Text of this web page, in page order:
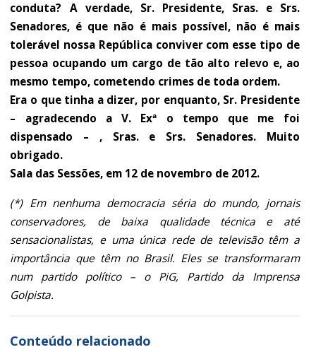
conduta? A verdade, Sr. Presidente, Sras. e Srs.
Senadores, é que não é mais possível, não é mais
tolerável nossa República conviver com esse tipo de
pessoa ocupando um cargo de tão alto relevo e, ao
mesmo tempo, cometendo crimes de toda ordem.
Era o que tinha a dizer, por enquanto, Sr. Presidente
– agradecendo a V. Exª o tempo que me foi
dispensado – , Sras. e Srs. Senadores. Muito
obrigado.
Sala das Sessões, em 12 de novembro de 2012.
(*) Em nenhuma democracia séria do mundo, jornais
conservadores, de baixa qualidade técnica e até
sensacionalistas, e uma única rede de televisão têm a
importância que têm no Brasil. Eles se transformaram
num partido político – o PiG, Partido da Imprensa
Golpista.
Conteúdo relacionado